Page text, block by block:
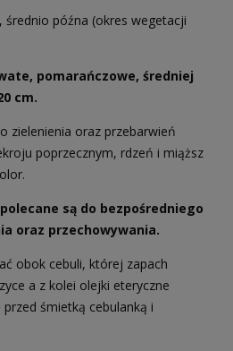
średnio późna (okres wegetacji
pomarańczowe, średniej
cm.
zielenienia oraz przebarwień
poprzecznym, rdzeń i miąższ
są do bezpośredniego
oraz przechowywania.
obok cebuli, której zapach
a z kolei olejki eteryczne
śmietką cebulanką i